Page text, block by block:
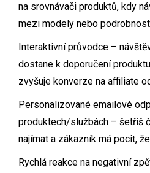
na srovnávači produktů, kdy
mezi modely nebo
Interaktivní průvodce –
dostane k doporučení
zvyšuje konverze na affiliate
Personalizované emailové
produktech/službách – šetříš
najímat a zákazník má pocit,
Rychlá reakce na negativní